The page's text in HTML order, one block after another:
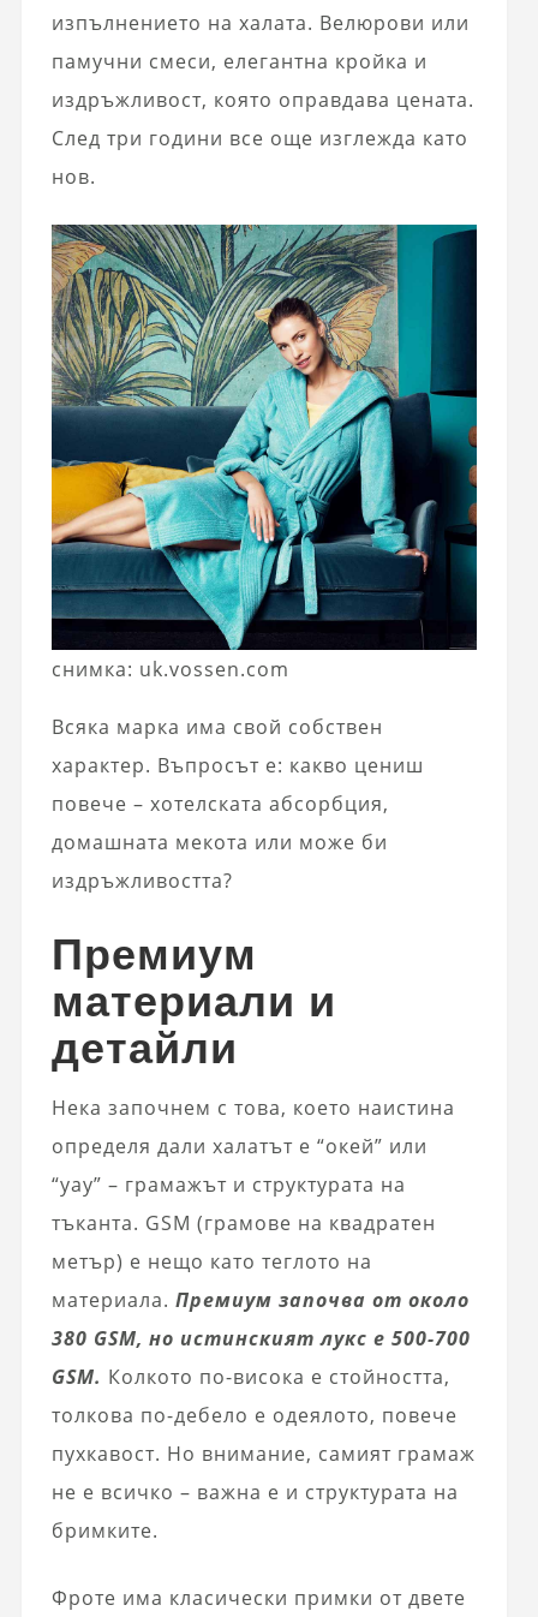
изпълнението на халата. Велюрови или
памучни смеси, елегантна кройка и
издръжливост, която оправдава цената.
След три години все още изглежда като
нов.
снимка: uk.vossen.com
Всяка марка има свой собствен
характер. Въпросът е: какво цениш
повече – хотелската абсорбция,
домашната мекота или може би
издръжливостта?
Премиум
материали и
детайли
Нека започнем с това, което наистина
определя дали халатът е “окей” или
“уау” – грамажът и структурата на
тъканта. GSM (грамове на квадратен
метър) е нещо като теглото на
материала. Премиум започва от около
380 GSM, но истинският лукс е 500-700
GSM. Колкото по-висока е стойността,
толкова по-дебело е одеялото, повече
пухкавост. Но внимание, самият грамаж
не е всичко – важна е и структурата на
бримките.
Фроте има класически примки от двете